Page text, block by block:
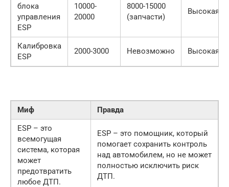
блока
управления
ESP
10000-
20000
8000-15000
(запчасти)
Высокая
Калибровка
ESP
2000-3000 Невозможно Высокая
Миф
Правда
ESP – это
всемогущая
система, которая
может
предотвратить
любое ДТП.
ESP – это помощник, который
помогает сохранить контроль
над автомобилем, но не может
полностью исключить риск
ДТП.